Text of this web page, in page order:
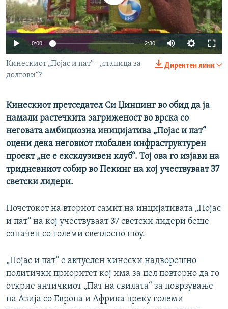
РСЕ веб страници
0:00 2:30
Директен линк
Кинескиот „Појас и пат“ - „стапица за
долгови“?
Кинескиот претседател Си Џинпинг во обид да ја
намали растечкита загриженост во врска со
неговата амбициозна иницијатива „Појас и пат“
оцени дека неговиот глобален инфраструктурен
проект „не е ексклузивен клуб“. Тој ова го изјави на
тридневниот собир во Пекинг на кој учествуваат 37
светски лидери.
Почетокот на вториот самит на инцијативата „Појас
и пат“ на кој учествуваат 37 светски лидери беше
означен со големи светлосно шоу.
„Појас и пат“ е актуелен кинески надворешно
политички приоритет кој има за цел повторно да го
открие античкиот „Пат на свилата“ за поврзување
на Азија со Европа и Африка преку големи